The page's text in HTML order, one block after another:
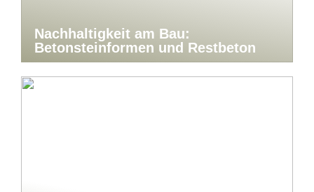
Nachhaltigkeit am Bau:
Betonsteinformen und Restbeton